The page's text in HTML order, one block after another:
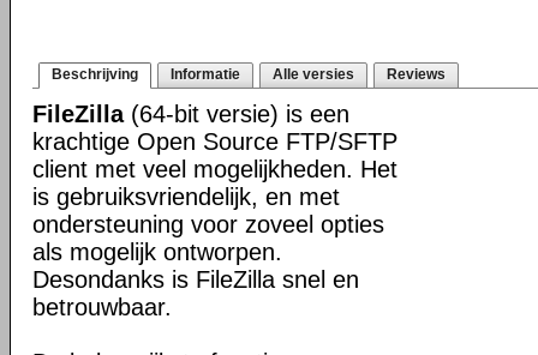
Beschrijving Informatie Alle versies Reviews
FileZilla(64-bit versie) is een
krachtige Open Source FTP/SFTP
client met veel mogelijkheden. Het
is gebruiksvriendelijk, en met
ondersteuning voor zoveel opties
als mogelijk ontworpen.
Desondanks is FileZilla snel en
betrouwbaar.